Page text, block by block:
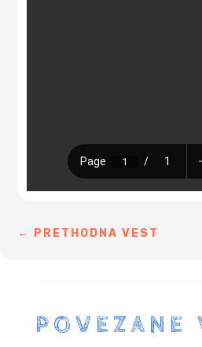
← PRETHODNA VEST
POVEZANE